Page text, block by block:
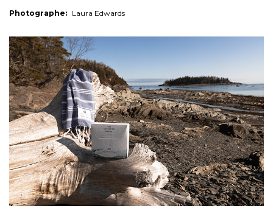
Photographe: Laura Edwards